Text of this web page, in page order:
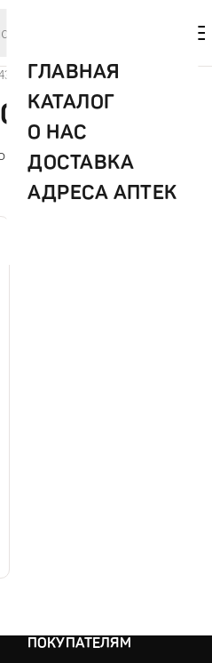
ГЛАВНАЯ
КАТАЛОГ
О НАС
ДОСТАВКА
АДРЕСА АПТЕК
товара
ПОКУПАТЕЛЯМ